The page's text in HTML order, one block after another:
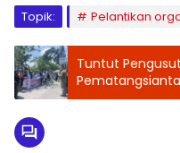
Topik:
Pelantikan
Tuntut
Kejati Sumut